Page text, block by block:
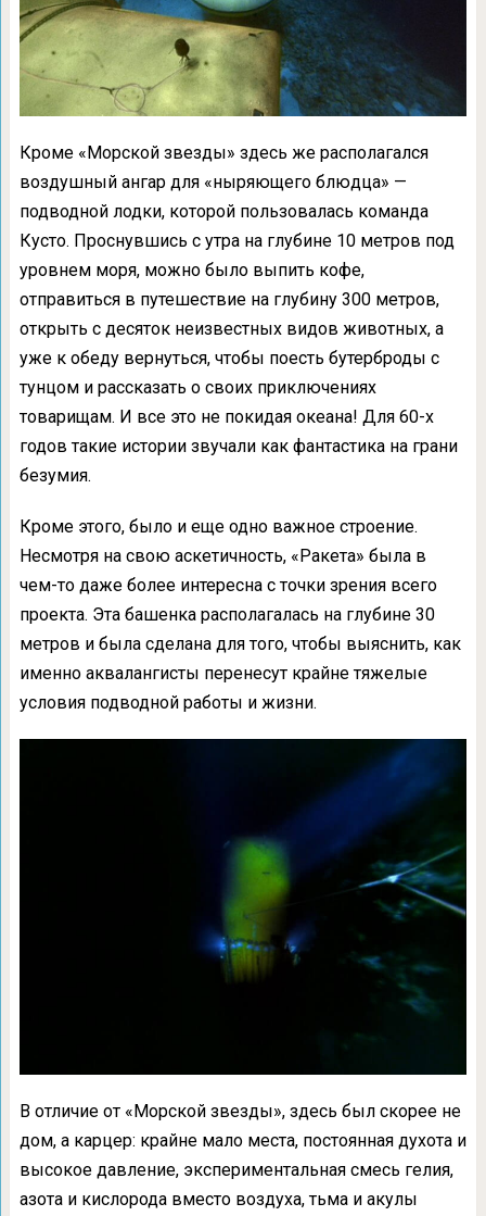
Кроме «Морской звезды» здесь же располагался
воздушный ангар для «ныряющего блюдца» —
подводной лодки, которой пользовалась команда
Кусто. Проснувшись с утра на глубине 10 метров под
уровнем моря, можно было выпить кофе,
отправиться в путешествие на глубину 300 метров,
открыть с десяток неизвестных видов животных, а
уже к обеду вернуться, чтобы поесть бутерброды с
тунцом и рассказать о своих приключениях
товарищам. И все это не покидая океана! Для 60-х
годов такие истории звучали как фантастика на грани
безумия.
Кроме этого, было и еще одно важное строение.
Несмотря на свою аскетичность, «Ракета» была в
чем-то даже более интересна с точки зрения всего
проекта. Эта башенка располагалась на глубине 30
метров и была сделана для того, чтобы выяснить, как
именно аквалангисты перенесут крайне тяжелые
условия подводной работы и жизни.
В отличие от «Морской звезды», здесь был скорее не
дом, а карцер: крайне мало места, постоянная духота и
высокое давление, экспериментальная смесь гелия,
азота и кислорода вместо воздуха, тьма и акулы